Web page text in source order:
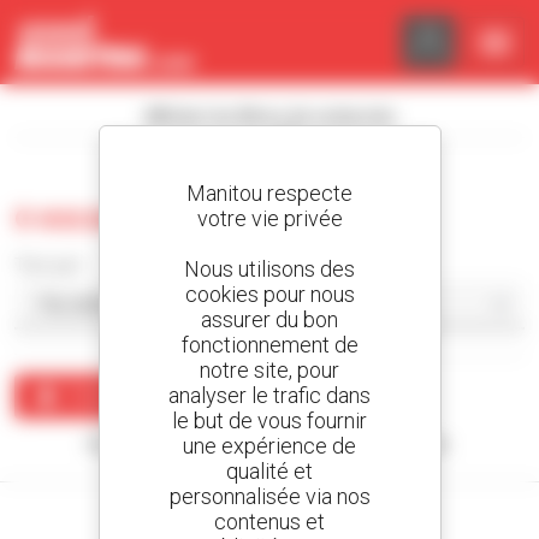
0 excavatrice d'occasion
Créer une alerte
Aucun résultat ne correspond à votre recherche.
Panneau de gestion des cookies
Manitou respecte
votre vie privée
Nous utilisons des
cookies pour nous
assurer du bon
fonctionnement de
notre site, pour
analyser le trafic dans
le but de vous fournir
une expérience de
qualité et
personnalisée via nos
contenus et